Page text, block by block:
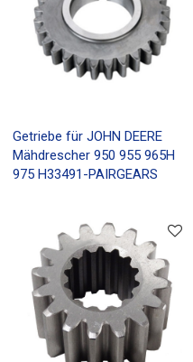
Getriebe für JOHN DEERE
Mähdrescher 950 955 965H
975 H33491-PAIRGEARS